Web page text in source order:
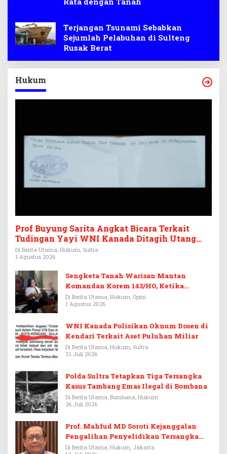
Terjangan Tsunami Sebabkan
Sejumlah Pelabuhan di Sulteng
Rusak Berat
Hukum
Prof Buyung Sarita Angkat Bicara Terkait
Tudingan Yayi WNI Kanada Ditagih Utang
Rp3,6 Miliar
Di Berita Utama, Hukum, Sultra
1 Agustus 2026
Sengketa Tanah Warisan Mantan
Komandan Korem 143/HO, Ketika
Warisan Menjadi Arena Pemerasan
Di Berita Utama, Hukum, Opini
1 Agustus 2026
WNI Kanada Polisikan Oknum Dosen di
Kendari Terkait Aset Puluhan Miliar
Di Berita Utama, Hukum, Sultra
31 Juli 2026
Polda Sultra Tetapkan Tiga Tersangka
Kasus Tambang Emas Ilegal di Bombana
Di Berita Utama, Bombana, Hukum
26 Juli 2026
Prof. Mahfud MD Soroti Kejanggalan
Pengalihan Penyelidikan Tersangka
Febrie Adriansyah
Di Berita Utama, Hukum, Jakarta